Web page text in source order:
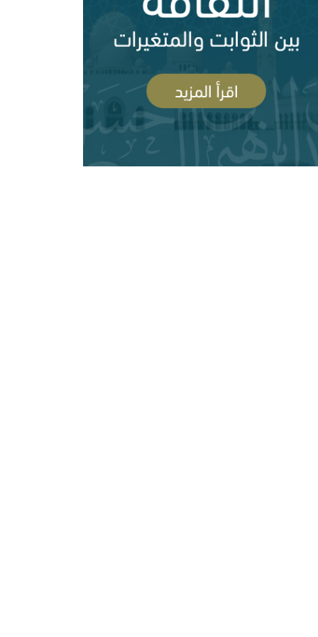
أين السلفية من الانفصاليين في اليمن
شبهات عن الغلو عند السلفيين . ومنه مقتضبات من
سابقة
السلفية والصوفية: نصح بعلم وحكم بعدل
أزمة قطر وإدارة الأزمة ( 83704 مشاهدة )
رأيي فيما صدر عن الشيخ سعد الشثري تجاه
داعش ( 77972 مشاهدة )